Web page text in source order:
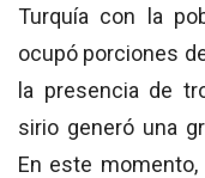
Turquía con la
ocupó porciones
la presencia de
sirio generó una
En este